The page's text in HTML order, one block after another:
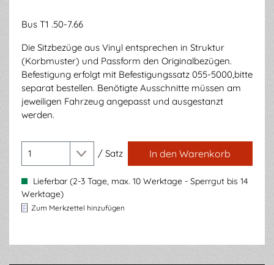
Bus T1 .50-7.66
Die Sitzbezüge aus Vinyl entsprechen in Struktur
(Korbmuster) und Passform den Originalbezügen.
Befestigung erfolgt mit Befestigungssatz 055-5000,bitte
separat bestellen. Benötigte Ausschnitte müssen am
jeweiligen Fahrzeug angepasst und ausgestanzt
werden.
/ Satz In den Warenkorb
Lieferbar (2-3 Tage, max. 10 Werktage - Sperrgut bis 14
Werktage)
Zum Merkzettel hinzufügen